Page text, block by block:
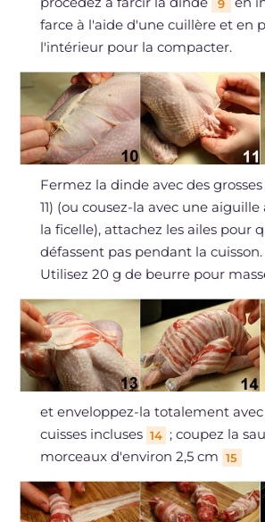
9
farce à l'aide d'une cuillère et en
l'intérieur pour la compacter.
Fermez la dinde avec des
11) (ou cousez-la avec une
la ficelle), attachez les ailes pour
défassent pas pendant la cuisson.
Utilisez 20 g de beurre pour
et enveloppez-la totalement
cuisses incluses 14 ; coupez la
morceaux d'environ 2,5 cm 15